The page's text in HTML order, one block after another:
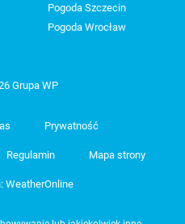
Pogoda Szczecin
Pogoda Wrocław
Grupa WP
Prywatność
Regulamin Mapa strony
WeatherOnline